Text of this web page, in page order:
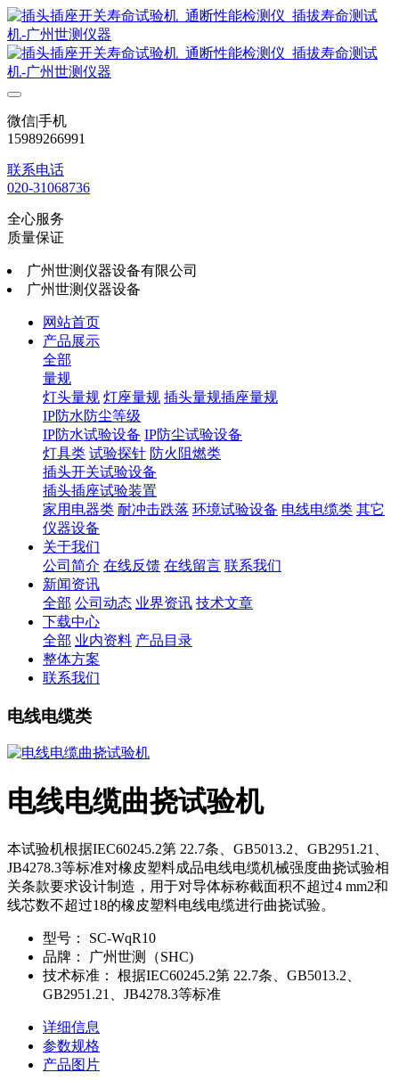
微信|手机
15989266991
联系电话
020-31068736
全心服务
质量保证
广州世测仪器设备有限公司
广州世测仪器设备
网站首页
产品展示
全部
量规
灯头量规 灯座量规 插头量规插座量规
IP防水防尘等级
IP防水试验设备 IP防尘试验设备
灯具类 试验探针 防火阻燃类
插头开关试验设备
插头插座试验装置
家用电器类 耐冲击跌落 环境试验设备 电线电缆类 其它
仪器设备
关于我们
公司简介 在线反馈 在线留言 联系我们
新闻资讯
全部 公司动态 业界资讯 技术文章
下载中心
全部 业内资料 产品目录
整体方案
联系我们
电线电缆类
电线电缆曲挠试验机
本试验机根据IEC60245.2第 22.7条、GB5013.2、GB2951.21、
JB4278.3等标准对橡皮塑料成品电线电缆机械强度曲挠试验相
关条款要求设计制造，用于对导体标称截面积不超过4 mm2和
线芯数不超过18的橡皮塑料电线电缆进行曲挠试验。
型号：
SC-WqR10
品牌：
广州世测（SHC)
技术标准：
根据IEC60245.2第 22.7条、GB5013.2、
GB2951.21、JB4278.3等标准
详细信息
参数规格
产品图片